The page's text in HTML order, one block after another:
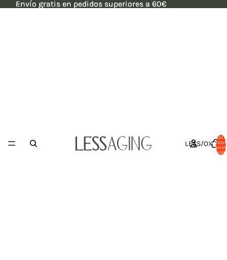
Envío gratis en pedidos superiores a 60€
Envío gratis en pedidos superiores a 60€
LESS/OX
Total
en el